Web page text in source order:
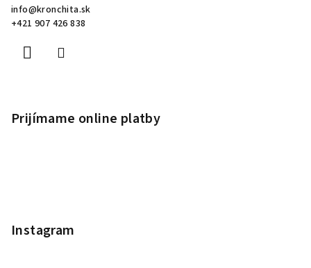
info@kronchita.sk
+421 907 426 838
Prijímame online platby
Instagram